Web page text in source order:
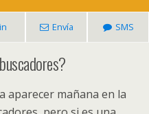
Envía SMS
aparecer mañana en la